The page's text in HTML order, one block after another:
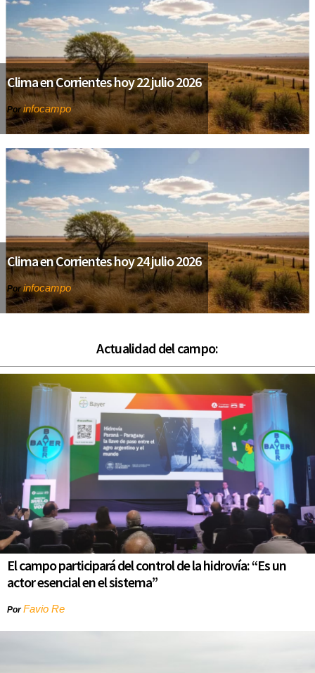
Clima en Corrientes hoy 22 julio 2026
Porinfocampo
Clima en Corrientes hoy 24 julio 2026
Porinfocampo
Actualidad del campo:
El campo participará del control de la hidrovía: “Es un
actor esencial en el sistema”
PorFavio Re